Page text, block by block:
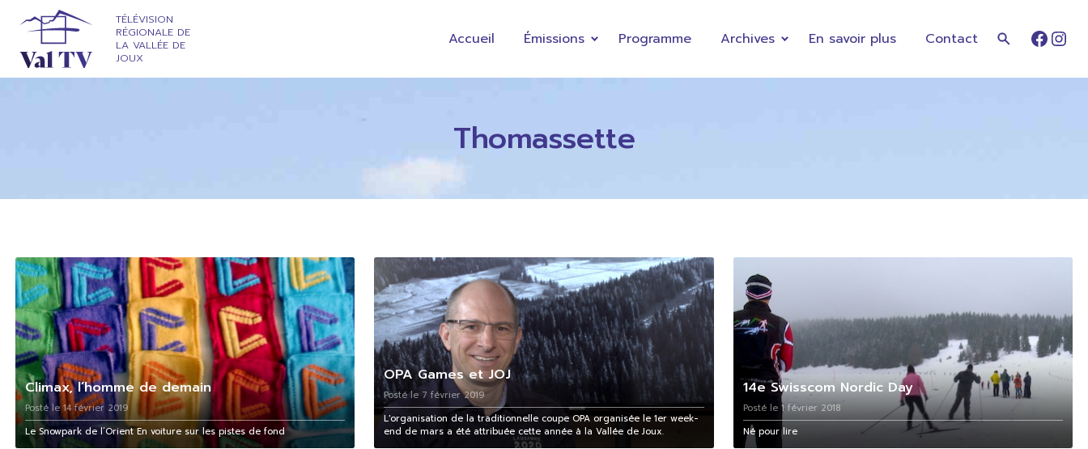
TÉLÉVISION
RÉGIONALE DE
LA VALLÉE DE
JOUX
Accueil Émissions Programme Archives En savoir plus Contact
Thomassette
Climax, l’homme de demain
Posté le 14 février 2019
Le Snowpark de l’Orient En voiture sur les pistes de fond
OPA Games et JOJ
Posté le 7 février 2019
L'organisation de la traditionnelle coupe OPA organisée le 1er week-
end de mars a été attribuée cette année à la Vallée de Joux.
14e Swisscom Nordic Day
Posté le 1 février 2018
Né pour lire